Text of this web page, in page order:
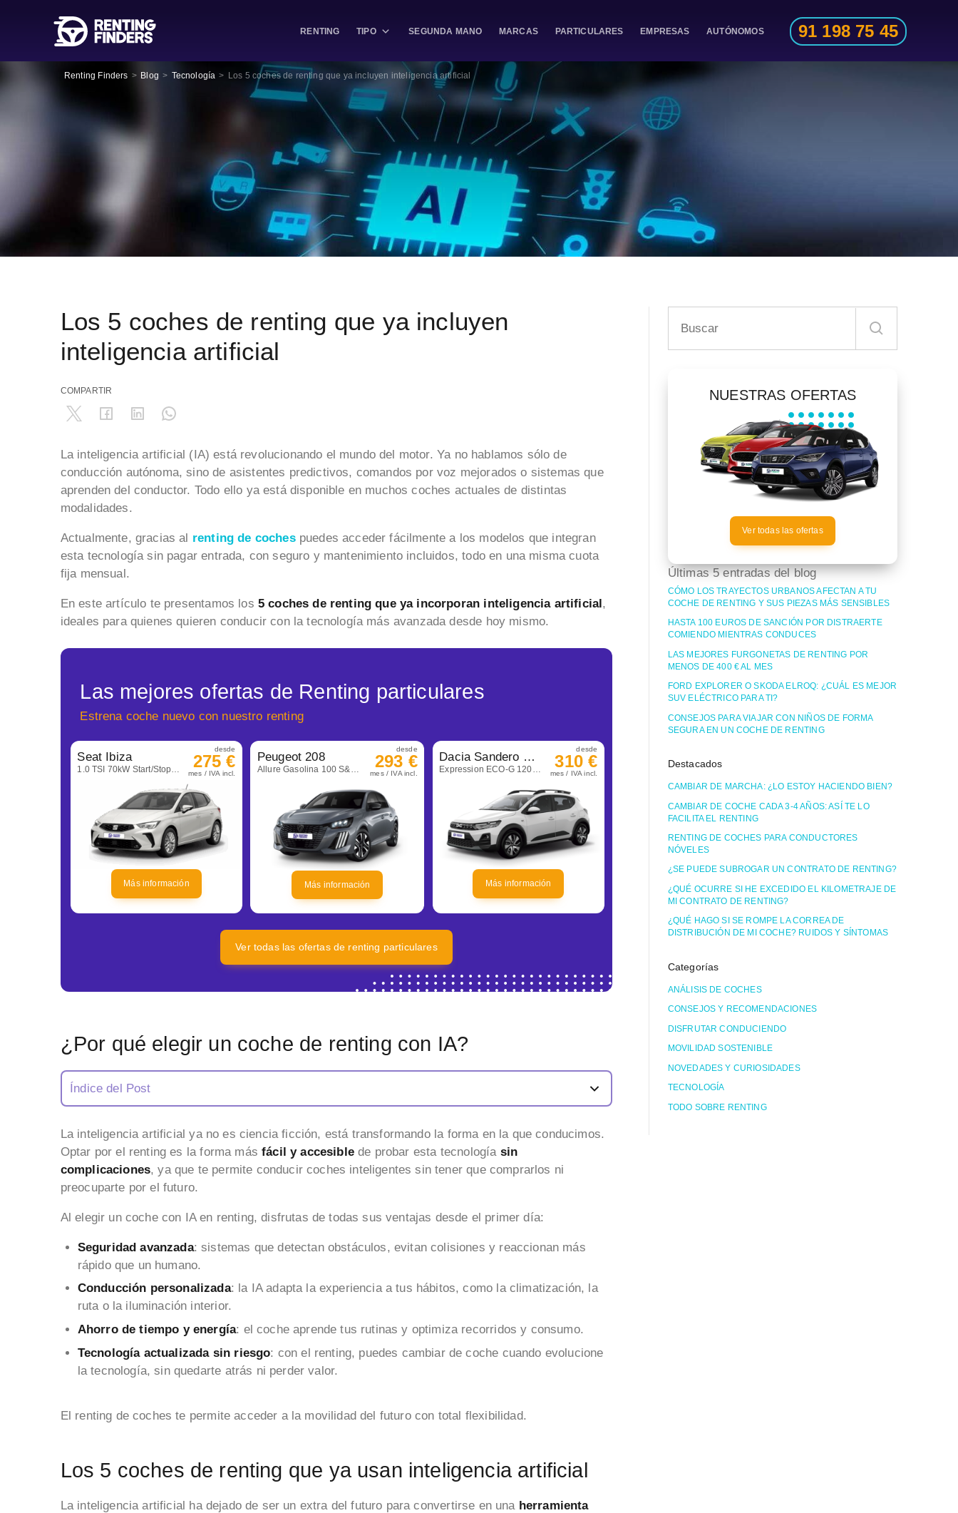
RENTING TIPO SEGUNDA MANO MARCAS PARTICULARES EMPRESAS AUTÓNOMOS 91 198 75 45
Renting Finders > Blog > Tecnología > Los 5 coches de renting que ya incluyen inteligencia artificial
Los 5 coches de renting que ya incluyen
inteligencia artificial
COMPARTIR
La inteligencia artificial (IA) está revolucionando el mundo del motor. Ya no hablamos sólo de
conducción autónoma, sino de asistentes predictivos, comandos por voz mejorados o sistemas que
aprenden del conductor. Todo ello ya está disponible en muchos coches actuales de distintas
modalidades.
Actualmente, gracias al renting de cochespuedes acceder fácilmente a los modelos que integran
esta tecnología sin pagar entrada, con seguro y mantenimiento incluidos, todo en una misma cuota
fija mensual.
En este artículo te presentamos los 5 coches de renting que ya incorporan inteligencia artificial,
ideales para quienes quieren conducir con la tecnología más avanzada desde hoy mismo.
Las mejores ofertas de Renting particulares
Estrena coche nuevo con nuestro renting
Seat Ibiza
1.0 TSI 70kW Start/Stop Style+
desde
275 €
mes / IVA incl.
Más información
Peugeot 208
Allure Gasolina 100 S&S 6 Vel. Man
desde
293 €
mes / IVA incl.
Más información
Dacia Sandero Stepway
Expression ECO-G 120 Auto
desde
310 €
mes / IVA incl.
Más información
Ver todas las ofertas de renting particulares
¿Por qué elegir un coche de renting con IA?
Índice del Post
La inteligencia artificial ya no es ciencia ficción, está transformando la forma en la que conducimos.
Optar por el renting es la forma más fácil y accesiblede probar esta tecnología sin
complicaciones, ya que te permite conducir coches inteligentes sin tener que comprarlos ni
preocuparte por el futuro.
Al elegir un coche con IA en renting, disfrutas de todas sus ventajas desde el primer día:
Seguridad avanzada: sistemas que detectan obstáculos, evitan colisiones y reaccionan más
rápido que un humano.
Conducción personalizada: la IA adapta la experiencia a tus hábitos, como la climatización, la
ruta o la iluminación interior.
Ahorro de tiempo y energía: el coche aprende tus rutinas y optimiza recorridos y consumo.
Tecnología actualizada sin riesgo: con el renting, puedes cambiar de coche cuando evolucione
la tecnología, sin quedarte atrás ni perder valor.
El renting de coches te permite acceder a la movilidad del futuro con total flexibilidad.
Los 5 coches de renting que ya usan inteligencia artificial
La inteligencia artificial ha dejado de ser un extra del futuro para convertirse en una herramienta
NUESTRAS OFERTAS
Ver todas las ofertas
Últimas 5 entradas del blog
CÓMO LOS TRAYECTOS URBANOS AFECTAN A TU
COCHE DE RENTING Y SUS PIEZAS MÁS SENSIBLES
HASTA 100 EUROS DE SANCIÓN POR DISTRAERTE
COMIENDO MIENTRAS CONDUCES
LAS MEJORES FURGONETAS DE RENTING POR
MENOS DE 400 € AL MES
FORD EXPLORER O SKODA ELROQ: ¿CUÁL ES MEJOR
SUV ELÉCTRICO PARA TI?
CONSEJOS PARA VIAJAR CON NIÑOS DE FORMA
SEGURA EN UN COCHE DE RENTING
Destacados
CAMBIAR DE MARCHA: ¿LO ESTOY HACIENDO BIEN?
CAMBIAR DE COCHE CADA 3-4 AÑOS: ASÍ TE LO
FACILITA EL RENTING
RENTING DE COCHES PARA CONDUCTORES
NÓVELES
¿SE PUEDE SUBROGAR UN CONTRATO DE RENTING?
¿QUÉ OCURRE SI HE EXCEDIDO EL KILOMETRAJE DE
MI CONTRATO DE RENTING?
¿QUÉ HAGO SI SE ROMPE LA CORREA DE
DISTRIBUCIÓN DE MI COCHE? RUIDOS Y SÍNTOMAS
Categorías
ANÁLISIS DE COCHES
CONSEJOS Y RECOMENDACIONES
DISFRUTAR CONDUCIENDO
MOVILIDAD SOSTENIBLE
NOVEDADES Y CURIOSIDADES
TECNOLOGÍA
TODO SOBRE RENTING